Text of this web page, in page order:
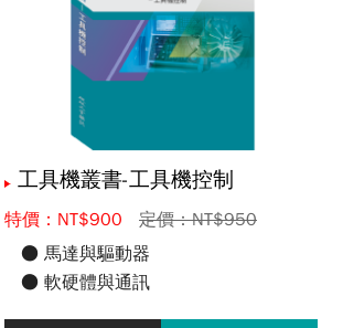
工具機叢書-工具機控制
特價：NT$900
定價：NT$950
● 馬達與驅動器
● 軟硬體與通訊